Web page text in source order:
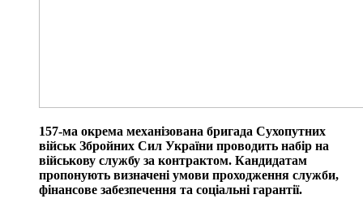
157-ма окрема механізована бригада Сухопутних
військ Збройних Сил України проводить набір на
військову службу за контрактом. Кандидатам
пропонують визначені умови проходження служби,
фінансове забезпечення та соціальні гарантії.